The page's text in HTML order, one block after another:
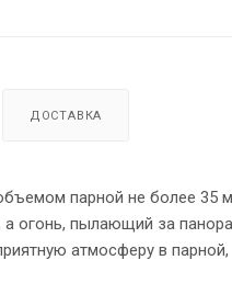
ДОСТАВКА
парной не более 35
а огонь, пылающий за
атмосферу в